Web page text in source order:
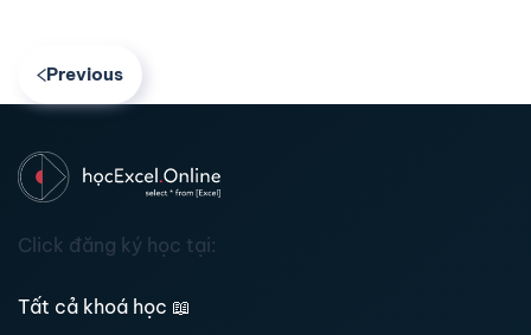
Previous
Click đăng ký học tại:
Tất cả khoá học 📖